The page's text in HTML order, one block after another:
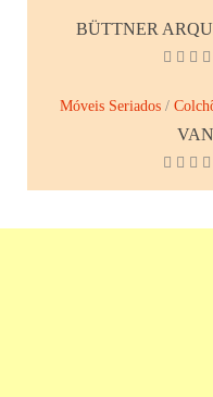
BÜTTNER
Móveis Seriados/